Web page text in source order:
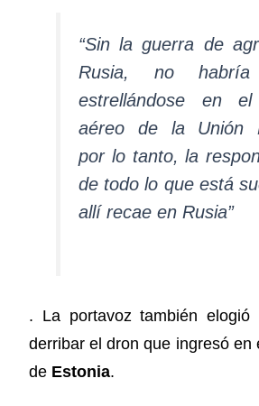
“Sin la guerra de
Rusia, no habría
estrellándose en el
aéreo de la Unión
por lo tanto, la
de todo lo que está
allí recae en Rusia”
. La portavoz también elogió
derribar el dron que ingresó en
de Estonia.